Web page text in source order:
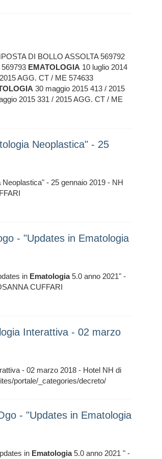
DI BOLLO ASSOLTA 569792
EMATOLOGIA 10 luglio 2014
AGG. CT / ME 574633
30 maggio 2015 413 / 2015
2015 331 / 2015 AGG. CT / ME
Neoplastica" - 25
Neoplastica" - 25 gennaio 2019 - NH
- "Updates in Ematologia
in Ematologia5.0 anno 2021" -
CUFFARI
Interattiva - 02 marzo
- 02 marzo 2018 - Hotel NH di
portale/_categories/decreto/
- "Updates in Ematologia
in Ematologia5.0 anno 2021 " -